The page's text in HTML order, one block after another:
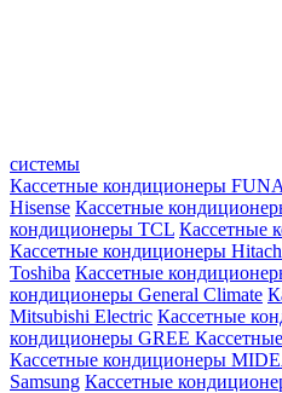
системы
Кассетные кондиционеры
Hisense Кассетные
кондиционеры TCL Кассетные
Кассетные кондиционеры
Toshiba Кассетные
кондиционеры General Climate
Mitsubishi Electric Кассетные
кондиционеры GREE
Кассетные кондиционеры
Samsung Кассетные